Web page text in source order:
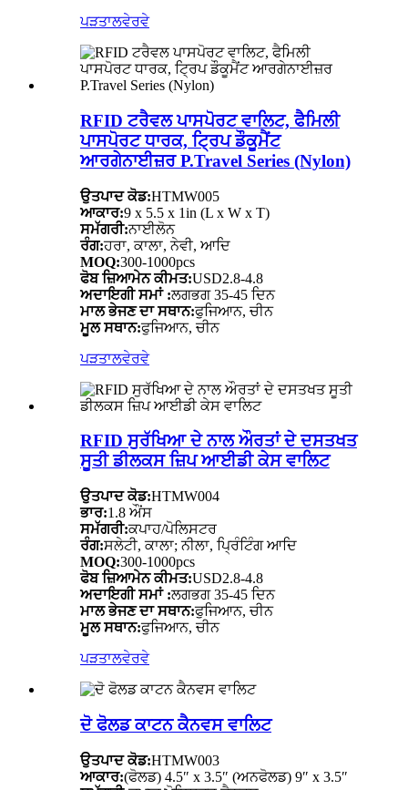
ਪੜਤਾਲਵੇਰਵੇ
RFID ਟਰੈਵਲ ਪਾਸਪੋਰਟ ਵਾਲਿਟ, ਫੈਮਿਲੀ
ਪਾਸਪੋਰਟ ਧਾਰਕ, ਟ੍ਰਿਪ ਡੌਕੂਮੈਂਟ
ਆਰਗੇਨਾਈਜ਼ਰ P.Travel Series (Nylon)
ਉਤਪਾਦ ਕੋਡ:HTMW005
ਆਕਾਰ:9 x 5.5 x 1in (L x W x T)
ਸਮੱਗਰੀ:ਨਾਈਲੋਨ
ਰੰਗ:ਹਰਾ, ਕਾਲਾ, ਨੇਵੀ, ਆਦਿ
MOQ:300-1000pcs
ਫੋਬ ਜ਼ਿਆਮੇਨ ਕੀਮਤ:USD2.8-4.8
ਅਦਾਇਗੀ ਸਮਾਂ :ਲਗਭਗ 35-45 ਦਿਨ
ਮਾਲ ਭੇਜਣ ਦਾ ਸਥਾਨ:ਫੁਜਿਆਨ, ਚੀਨ
ਮੂਲ ਸਥਾਨ:ਫੁਜਿਆਨ, ਚੀਨ
ਪੜਤਾਲਵੇਰਵੇ
RFID ਸੁਰੱਖਿਆ ਦੇ ਨਾਲ ਔਰਤਾਂ ਦੇ ਦਸਤਖਤ
ਸੂਤੀ ਡੀਲਕਸ ਜ਼ਿਪ ਆਈਡੀ ਕੇਸ ਵਾਲਿਟ
ਉਤਪਾਦ ਕੋਡ:HTMW004
ਭਾਰ:1.8 ਔਂਸ
ਸਮੱਗਰੀ:ਕਪਾਹ/ਪੋਲਿਸਟਰ
ਰੰਗ:ਸਲੇਟੀ, ਕਾਲਾ; ਨੀਲਾ, ਪ੍ਰਿੰਟਿੰਗ ਆਦਿ
MOQ:300-1000pcs
ਫੋਬ ਜ਼ਿਆਮੇਨ ਕੀਮਤ:USD2.8-4.8
ਅਦਾਇਗੀ ਸਮਾਂ :ਲਗਭਗ 35-45 ਦਿਨ
ਮਾਲ ਭੇਜਣ ਦਾ ਸਥਾਨ:ਫੁਜਿਆਨ, ਚੀਨ
ਮੂਲ ਸਥਾਨ:ਫੁਜਿਆਨ, ਚੀਨ
ਪੜਤਾਲਵੇਰਵੇ
ਦੋ ਫੋਲਡ ਕਾਟਨ ਕੈਨਵਸ ਵਾਲਿਟ
ਉਤਪਾਦ ਕੋਡ:HTMW003
ਆਕਾਰ:(ਫੋਲਡ) 4.5″ x 3.5″ (ਅਨਫੋਲਡ) 9″ x 3.5″